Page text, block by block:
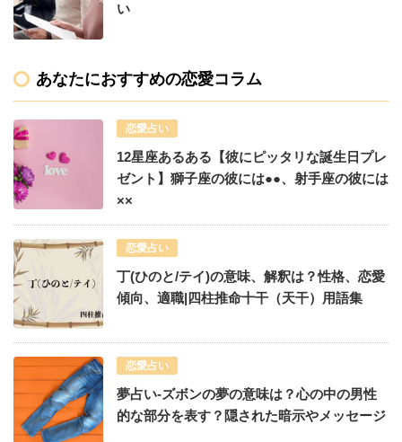
い
あなたにおすすめの恋愛コラム
恋愛占い
12星座あるある【彼にピッタリな誕生日プレ
ゼント】獅子座の彼には●●、射手座の彼には
××
恋愛占い
丁(ひのと/テイ)の意味、解釈は？性格、恋愛
傾向、適職|四柱推命十干（天干）用語集
恋愛占い
夢占い-ズボンの夢の意味は？心の中の男性
的な部分を表す？隠された暗示やメッセージ